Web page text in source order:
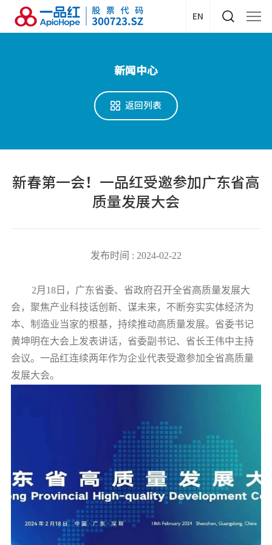
EN
新闻中心
返回列表
新春第一会！一品红受邀参加广东省高
质量发展大会
发布时间 : 2024-02-22
2月18日，广东省委、省政府召开全省高质量发展大
会，聚焦产业科技话创新、谋未来，不断夯实实体经济为
本、制造业当家的根基，持续推动高质量发展。省委书记
黄坤明在大会上发表讲话，省委副书记、省长王伟中主持
会议。一品红连续两年作为企业代表受邀参加全省高质量
发展大会。